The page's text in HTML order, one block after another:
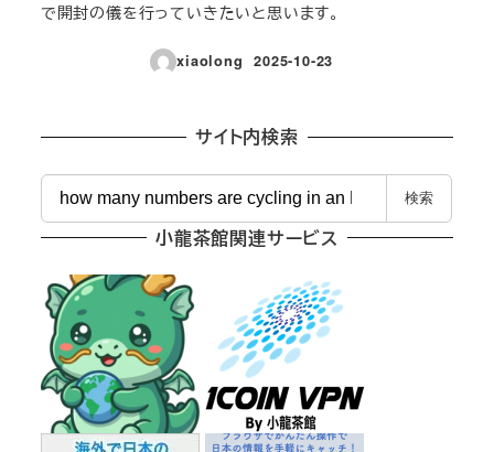
で開封の儀を行っていきたいと思います。
xiaolong
投稿日
2025-10-23
サイト内検索
検
索
検索
小龍茶館関連サービス